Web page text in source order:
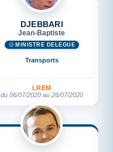
DJEBBARI
Jean-Baptiste
MINISTRE DÉLÉGUÉ
Transports
LREM
du 06/07/2020 au 26/07/2020